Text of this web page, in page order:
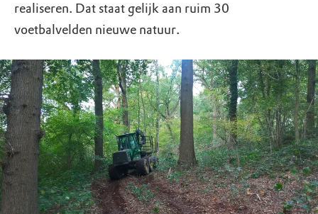
realiseren. Dat staat gelijk aan ruim 30
voetbalvelden nieuwe natuur.